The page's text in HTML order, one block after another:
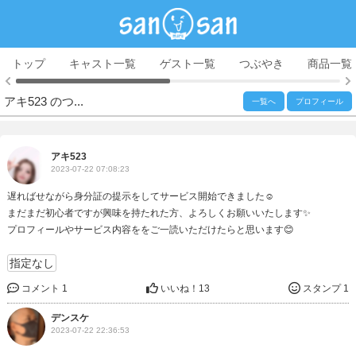
トップ キャスト一覧 ゲスト一覧 つぶやき 商品一覧
アキ523 のつ... 一覧へ プロフィール
アキ523
2023-07-22 07:08:23
遅ればせながら身分証の提示をしてサービス開始できました☺️
まだまだ初心者ですが興味を持たれた方、よろしくお願いいたします✨
プロフィールやサービス内容ををご一読いただけたらと思います😊
指定なし
コメント 1 いいね！ 13 スタンプ 1
デンスケ
2023-07-22 22:36:53